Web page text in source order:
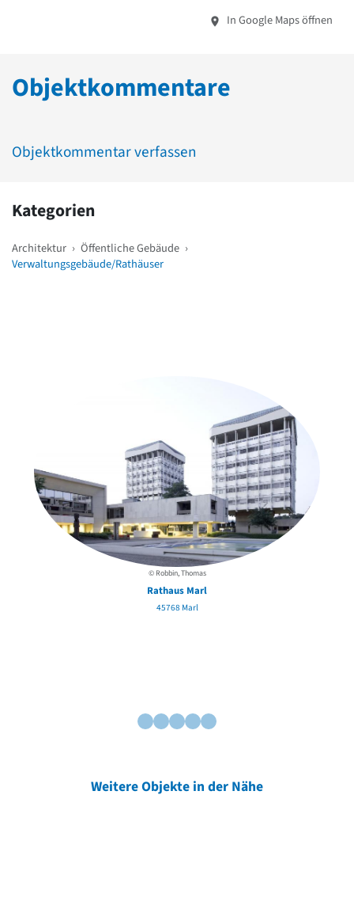
In Google Maps öffnen
Objektkommentare
Objektkommentar verfassen
Kategorien
Architektur › Öffentliche Gebäude ›
Verwaltungsgebäude/Rathäuser
© Robbin, Thomas
Rathaus Marl
45768 Marl
Weitere Objekte in der Nähe